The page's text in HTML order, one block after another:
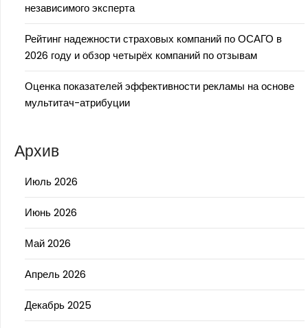
независимого эксперта
Рейтинг надежности страховых компаний по ОСАГО в
2026 году и обзор четырёх компаний по отзывам
Оценка показателей эффективности рекламы на основе
мультитач-атрибуции
Архив
Июль 2026
Июнь 2026
Май 2026
Апрель 2026
Декабрь 2025